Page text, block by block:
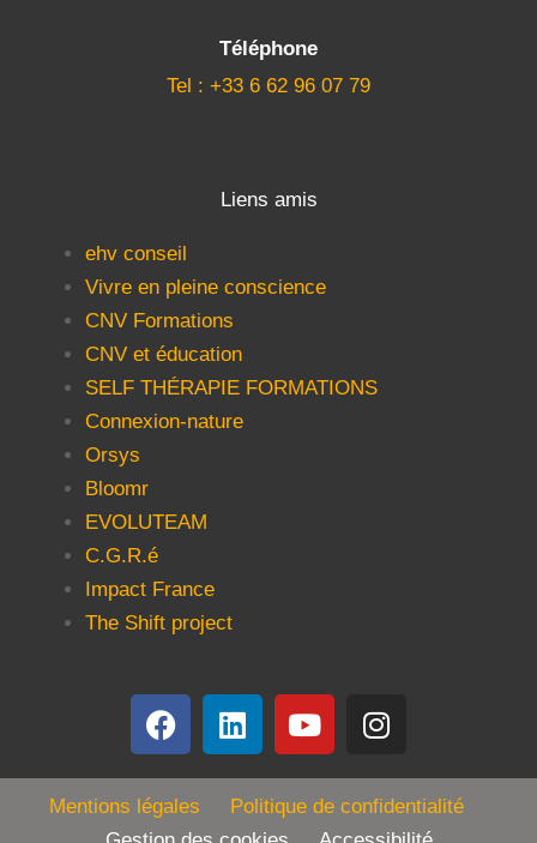
Téléphone
Tel : +33 6 62 96 07 79
Liens amis
ehv conseil
Vivre en pleine conscience
CNV Formations
CNV et éducation
SELF THÉRAPIE FORMATIONS
Connexion-nature
Orsys
Bloomr
EVOLUTEAM
C.G.R.é
Impact France
The Shift project
Mentions légales
Politique de confidentialité